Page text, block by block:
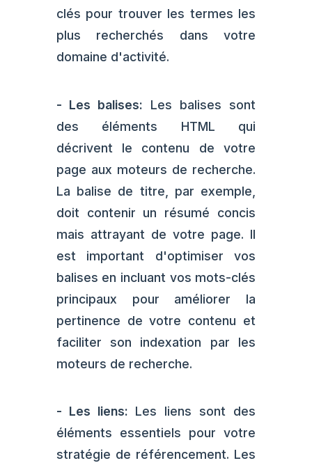
clés pour trouver les termes les
plus recherchés dans votre
domaine d'activité.
- Les balises: Les balises sont
des éléments HTML qui
décrivent le contenu de votre
page aux moteurs de recherche.
La balise de titre, par exemple,
doit contenir un résumé concis
mais attrayant de votre page. Il
est important d'optimiser vos
balises en incluant vos mots-clés
principaux pour améliorer la
pertinence de votre contenu et
faciliter son indexation par les
moteurs de recherche.
- Les liens: Les liens sont des
éléments essentiels pour votre
stratégie de référencement. Les